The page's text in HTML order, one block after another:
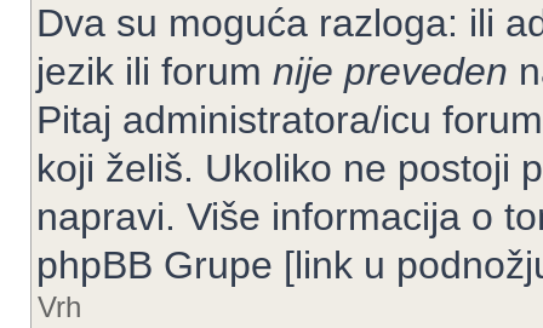
Dva su moguća razloga: ili
jezik ili forum nije preveden
Pitaj administratora/icu
koji želiš. Ukoliko ne postoji
napravi. Više informacija o
phpBB Grupe [link u
Vrh